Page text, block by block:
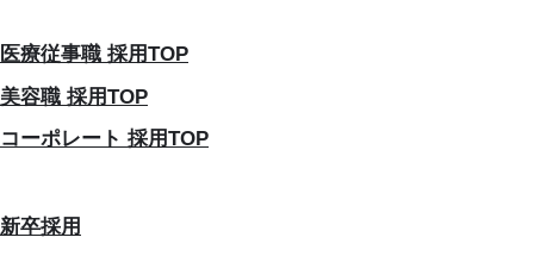
医療従事職 採用TOP
美容職 採用TOP
コーポレート 採用TOP
新卒採用